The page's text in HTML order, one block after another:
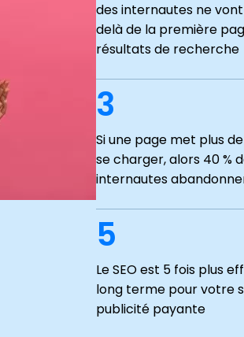
des internautes ne
delà de la première
résultats de recherche
3
Si une page met plus
se charger, alors 40 %
internautes
5
Le SEO est 5 fois plus
long terme pour votre
publicité payante